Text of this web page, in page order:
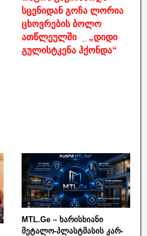
სცენიდან გოჩა ლორია
ცხოვრების ბოლო
ათწლეულში _ „დიდი
გულისტკენა ჰქონდა“
MTL.Ge – ხარისხიანი
მეტალო-პლასტმასის კარ-